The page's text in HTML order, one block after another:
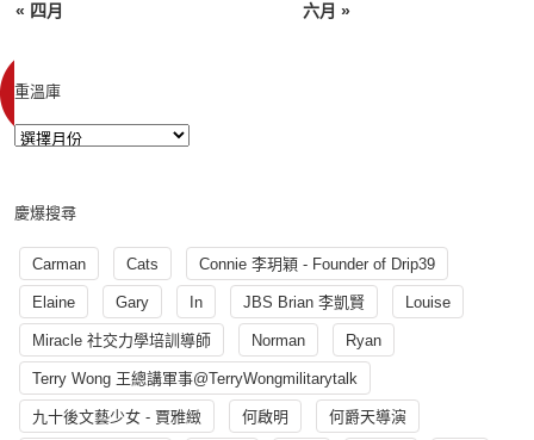
« 四月 六月 »
重溫庫
慶爆搜尋
Carman Cats Connie 李玥穎 - Founder of Drip39
Elaine Gary In JBS Brian 李凱賢 Louise
Miracle 社交力學培訓導師 Norman Ryan
Terry Wong 王總講軍事@TerryWongmilitarytalk
九十後文藝少女 - 賈雅緻 何啟明 何爵天導演